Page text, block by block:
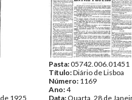
1925
Pasta:05742.006.01451
Título:Diário de Lisboa
Número: 1169
Ano:4
Data: Quarta, 28 de